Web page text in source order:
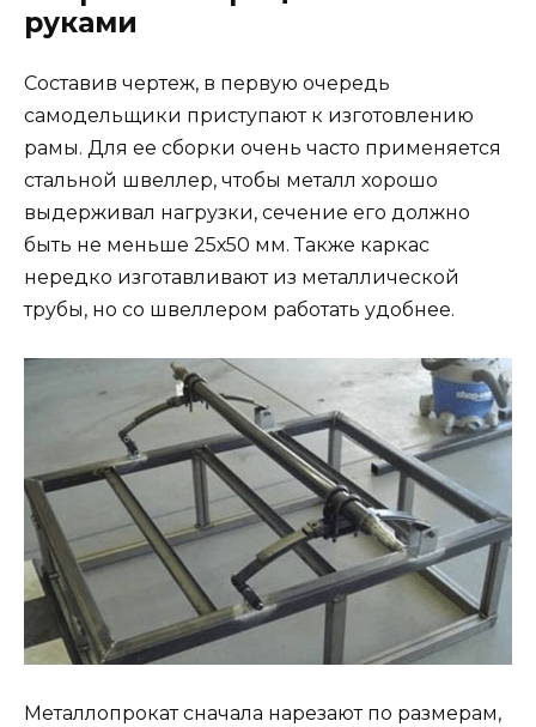
руками
Составив чертеж, в первую очередь
самодельщики приступают к изготовлению
рамы. Для ее сборки очень часто применяется
стальной швеллер, чтобы металл хорошо
выдерживал нагрузки, сечение его должно
быть не меньше 25х50 мм. Также каркас
нередко изготавливают из металлической
трубы, но со швеллером работать удобнее.
Металлопрокат сначала нарезают по размерам,